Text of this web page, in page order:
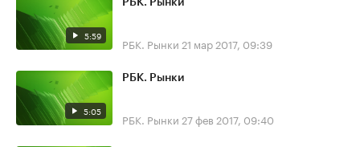
5:59
РБК. Рынки
РБК. Рынки 21 мар 2017, 09:39
5:05
РБК. Рынки
РБК. Рынки 27 фев 2017, 09:40